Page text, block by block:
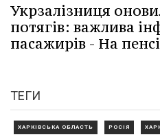
Укрзалізниця
потягів: важлива
пасажирів - На
ТЕГИ
ХАРКІВСЬКА ОБЛАСТЬ РОСІЯ